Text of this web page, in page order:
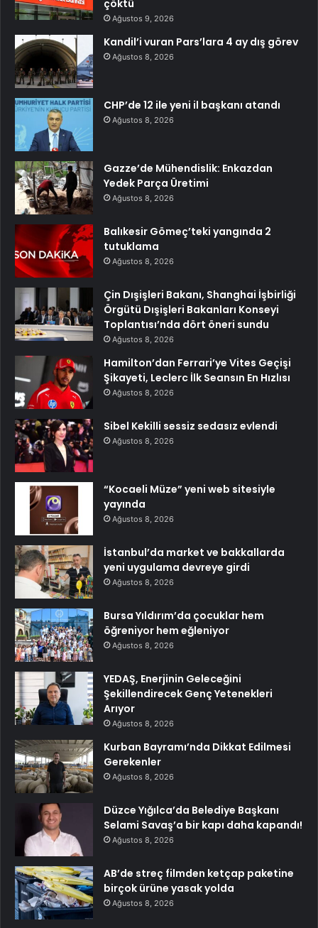
çöktü
Ağustos 9, 2026
Kandil’i vuran Pars’lara 4 ay dış görev
Ağustos 8, 2026
CHP’de 12 ile yeni il başkanı atandı
Ağustos 8, 2026
Gazze’de Mühendislik: Enkazdan
Yedek Parça Üretimi
Ağustos 8, 2026
Balıkesir Gömeç’teki yangında 2
tutuklama
Ağustos 8, 2026
Çin Dışişleri Bakanı, Shanghai İşbirliği
Örgütü Dışişleri Bakanları Konseyi
Toplantısı’nda dört öneri sundu
Ağustos 8, 2026
Hamilton’dan Ferrari’ye Vites Geçişi
Şikayeti, Leclerc İlk Seansın En Hızlısı
Ağustos 8, 2026
Sibel Kekilli sessiz sedasız evlendi
Ağustos 8, 2026
“Kocaeli Müze” yeni web sitesiyle
yayında
Ağustos 8, 2026
İstanbul’da market ve bakkallarda
yeni uygulama devreye girdi
Ağustos 8, 2026
Bursa Yıldırım’da çocuklar hem
öğreniyor hem eğleniyor
Ağustos 8, 2026
YEDAŞ, Enerjinin Geleceğini
Şekillendirecek Genç Yetenekleri
Arıyor
Ağustos 8, 2026
Kurban Bayramı’nda Dikkat Edilmesi
Gerekenler
Ağustos 8, 2026
Düzce Yığılca’da Belediye Başkanı
Selami Savaş’a bir kapı daha kapandı!
Ağustos 8, 2026
AB’de streç filmden ketçap paketine
birçok ürüne yasak yolda
Ağustos 8, 2026